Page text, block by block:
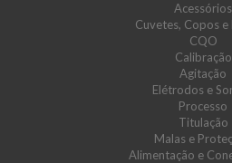
Acessórios
Cuvetes, Copos e
CQO
Calibração
Agitação
Elétrodos e
Processo
Titulação
Malas e
Alimentação e